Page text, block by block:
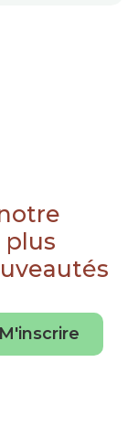
M'inscrire